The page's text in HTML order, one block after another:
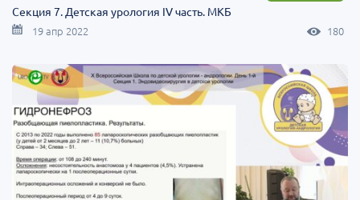
Секция 7. Детская урология IV часть. МКБ
19 апр 2022 180